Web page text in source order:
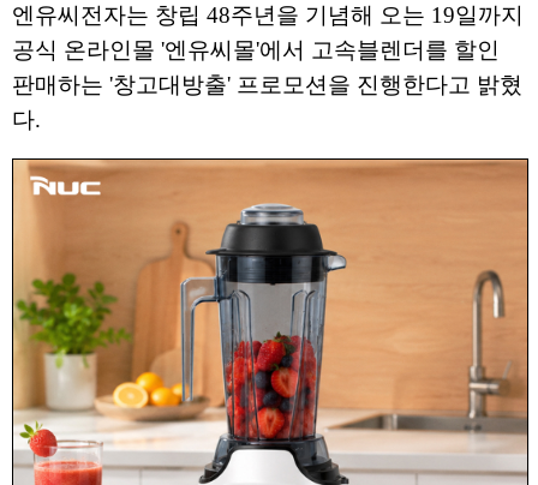
엔유씨전자는 창립 48주년을 기념해 오는 19일까지
공식 온라인몰 '엔유씨몰'에서 고속블렌더를 할인
판매하는 '창고대방출' 프로모션을 진행한다고 밝혔
다.